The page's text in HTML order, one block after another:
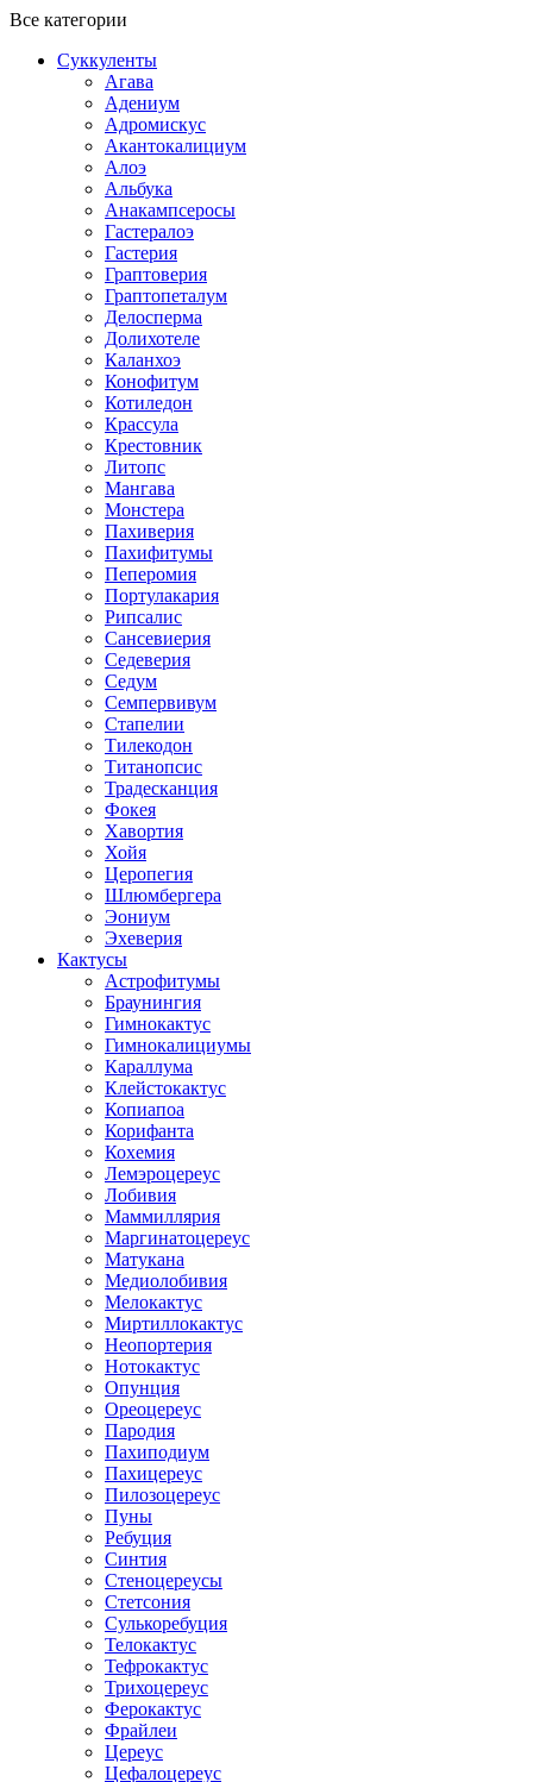
Все категории
Суккуленты
Агава
Адениум
Адромискус
Акантокалициум
Алоэ
Альбука
Анакампсеросы
Гастералоэ
Гастерия
Граптоверия
Граптопеталум
Делосперма
Долихотеле
Каланхоэ
Конофитум
Котиледон
Крассула
Крестовник
Литопс
Мангава
Монстера
Пахиверия
Пахифитумы
Пеперомия
Портулакария
Рипсалис
Сансевиерия
Седеверия
Седум
Семпервивум
Стапелии
Тилекодон
Титанопсис
Традесканция
Фокея
Хавортия
Хойя
Церопегия
Шлюмбергера
Эониум
Эхеверия
Кактусы
Астрофитумы
Браунингия
Гимнокактус
Гимнокалициумы
Караллума
Клейстокактус
Копиапоа
Корифанта
Кохемия
Лемэроцереус
Лобивия
Маммиллярия
Маргинатоцереус
Матукана
Медиолобивия
Мелокактус
Миртиллокактус
Неопортерия
Нотокактус
Опунция
Ореоцереус
Пародия
Пахиподиум
Пахицереус
Пилозоцереус
Пуны
Ребуция
Синтия
Стеноцереусы
Стетсония
Сулькоребуция
Телокактус
Тефрокактус
Трихоцереус
Ферокактус
Фрайлеи
Цереус
Цефалоцереус